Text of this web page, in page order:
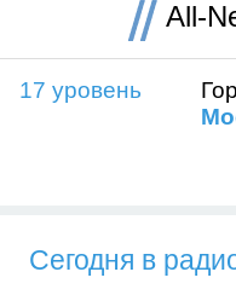
All-
17 уровень
Сегодня в